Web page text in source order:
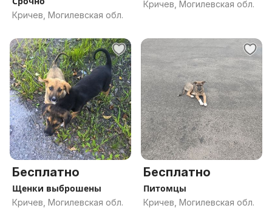
Кричев, Могилевская обл.
Кричев, Могилевская обл.
Бесплатно
Щенки выброшены
Кричев, Могилевская обл.
Бесплатно
Питомцы
Кричев, Могилевская обл.